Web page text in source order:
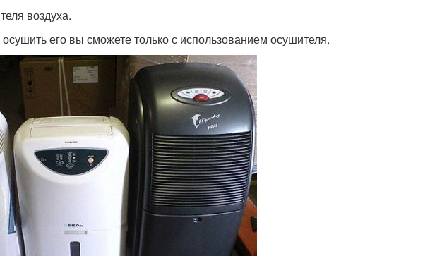
воздуха.
его вы сможете только с использованием осушителя.